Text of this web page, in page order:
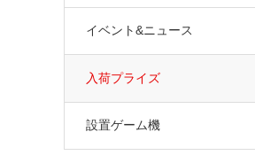
イベント&ニュース
入荷プライズ
設置ゲーム機